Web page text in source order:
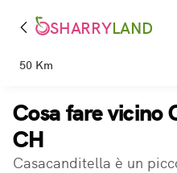
SHARRYLAND
50 Km
Cosa fare vicino
CH
Casacanditella è un